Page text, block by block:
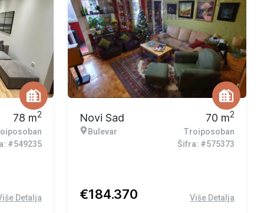
78 m2
#549235
Detalja
Novi Sad
Bulevar
70 m2
Troiposoban
Šifra: #575373
€184.370 Više Detalja